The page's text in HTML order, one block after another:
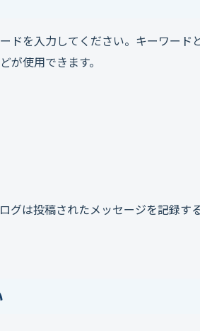
ドを入力してください。キーワード
が使用できます。
は投稿されたメッセージを記録す